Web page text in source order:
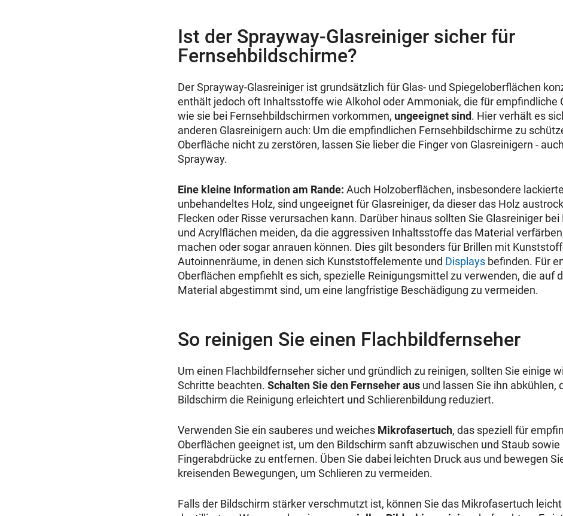
Ist der Sprayway-Glasreiniger sicher für
Fernsehbildschirme?
Der Sprayway-Glasreiniger ist grundsätzlich für Glas- und Spiegeloberflächen
enthält jedoch oft Inhaltsstoffe wie Alkohol oder Ammoniak, die für empfindliche
wie sie bei Fernsehbildschirmen vorkommen, ungeeignet sind. Hier verhält es
anderen Glasreinigern auch: Um die empfindlichen Fernsehbildschirme zu
Oberfläche nicht zu zerstören, lassen Sie lieber die Finger von Glasreinigern -
Sprayway.
Eine kleine Information am Rande: Auch Holzoberflächen, insbesondere
unbehandeltes Holz, sind ungeeignet für Glasreiniger, da dieser das Holz
Flecken oder Risse verursachen kann. Darüber hinaus sollten Sie Glasreiniger
und Acrylflächen meiden, da die aggressiven Inhaltsstoffe das Material
machen oder sogar anrauen können. Dies gilt besonders für Brillen mit
Autoinnenräume, in denen sich Kunststoffelemente und Displays befinden. Für
Oberflächen empfiehlt es sich, spezielle Reinigungsmittel zu verwenden, die auf
Material abgestimmt sind, um eine langfristige Beschädigung zu vermeiden.
So reinigen Sie einen Flachbildfernseher
Um einen Flachbildfernseher sicher und gründlich zu reinigen, sollten Sie einige
Schritte beachten. Schalten Sie den Fernseher aus und lassen Sie ihn abkühlen,
Bildschirm die Reinigung erleichtert und Schlierenbildung reduziert.
Verwenden Sie ein sauberes und weiches Mikrofasertuch, das speziell für
Oberflächen geeignet ist, um den Bildschirm sanft abzuwischen und Staub sowie
Fingerabdrücke zu entfernen. Üben Sie dabei leichten Druck aus und bewegen
kreisenden Bewegungen, um Schlieren zu vermeiden.
Falls der Bildschirm stärker verschmutzt ist, können Sie das Mikrofasertuch